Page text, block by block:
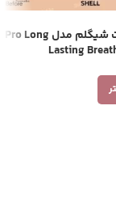
کرم پودر مات شیگلم مدل Pro Long
Lasting